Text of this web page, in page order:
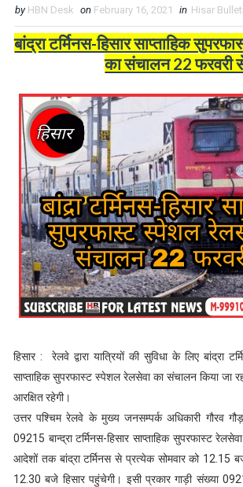
by HBN Desk on February 16, 2021 in Hisar
बांद्रा टर्मिनस-हिसार साप्ताहिक
का संचालन 22 फरवरी
हिसार : रेलवे द्वारा यात्रियों की सुविधा के लिए बांद्रा
साप्ताहिक सुपरफास्ट स्पेशल रेलसेवा का संचालन किया जा
आरक्षित रहेगी।
उत्तर पश्चिम रेलवे के मुख्य जनसम्पर्क अधिकारी गौरव
09215 बान्द्रा टर्मिनस-हिसार साप्ताहिक सुपरफास्ट
आदेशों तक बांद्रा टर्मिनस से प्रत्येक सोमवार को 12.15
12.30 बजे हिसार पहुंचेगी। इसी प्रकार गाड़ी संख्या